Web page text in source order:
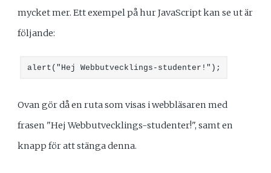
mycket mer. Ett exempel på hur JavaScript kan se ut är
följande:
alert("Hej Webbutvecklings-studenter!");
Ovan gör då en ruta som visas i webbläsaren med
frasen "Hej Webbutvecklings-studenter!", samt en
knapp för att stänga denna.